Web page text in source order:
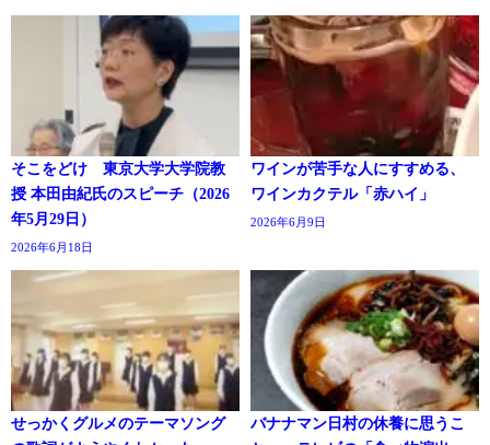
そこをどけ 東京大学大学院教
授 本田由紀氏のスピーチ（2026
年5月29日）
2026年6月18日
ワインが苦手な人にすすめる、
ワインカクテル「赤ハイ」
2026年6月9日
せっかくグルメのテーマソング
バナナマン日村の休養に思うこ